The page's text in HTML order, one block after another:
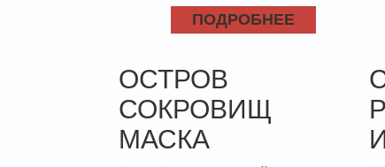
ПОДРОБНЕЕ
ОСТРОВ
СОКРОВИЩ
МАСКА